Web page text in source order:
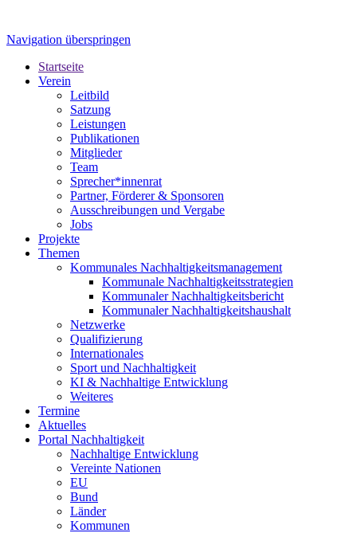
Navigation überspringen
Startseite
Verein
Leitbild
Satzung
Leistungen
Publikationen
Mitglieder
Team
Sprecher*innenrat
Partner, Förderer & Sponsoren
Ausschreibungen und Vergabe
Jobs
Projekte
Themen
Kommunales Nachhaltigkeitsmanagement
Kommunale Nachhaltigkeitsstrategien
Kommunaler Nachhaltigkeitsbericht
Kommunaler Nachhaltigkeitshaushalt
Netzwerke
Qualifizierung
Internationales
Sport und Nachhaltigkeit
KI & Nachhaltige Entwicklung
Weiteres
Termine
Aktuelles
Portal Nachhaltigkeit
Nachhaltige Entwicklung
Vereinte Nationen
EU
Bund
Länder
Kommunen